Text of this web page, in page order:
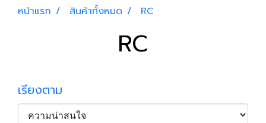
หน้าแรก สินค้าทั้งหมด RC
RC
เรียงตาม